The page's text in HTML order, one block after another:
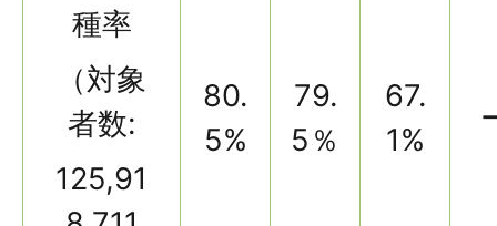
種率
（対象
者数:
125,91
80.
5%
79.
5％
67.
1%